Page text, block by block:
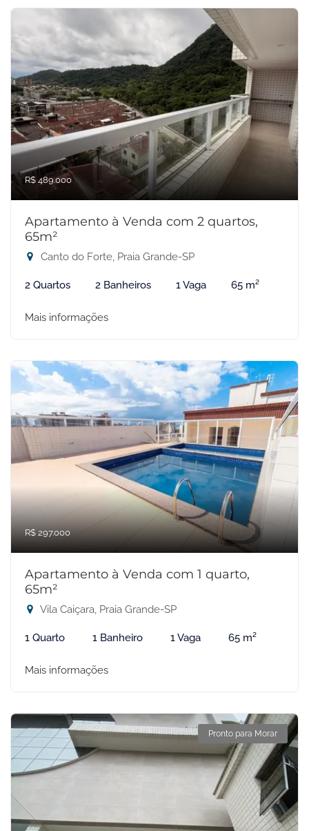
R$ 489.000
Apartamento à Venda com 2 quartos,
65m²
Canto do Forte, Praia Grande-SP
2 Quartos 2 Banheiros 1 Vaga 65 m²
Mais informações
R$ 297.000
Apartamento à Venda com 1 quarto,
65m²
Vila Caiçara, Praia Grande-SP
1 Quarto 1 Banheiro 1 Vaga 65 m²
Mais informações
Pronto para Morar